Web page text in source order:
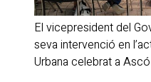
El vicepresident del
seva intervenció en
Urbana celebrat a Ascó